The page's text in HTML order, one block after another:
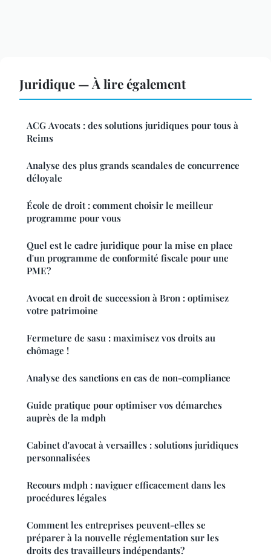
Juridique — À lire également
ACG Avocats : des solutions juridiques pour tous à
Reims
Analyse des plus grands scandales de concurrence
déloyale
École de droit : comment choisir le meilleur
programme pour vous
Quel est le cadre juridique pour la mise en place
d'un programme de conformité fiscale pour une
PME?
Avocat en droit de succession à Bron : optimisez
votre patrimoine
Fermeture de sasu : maximisez vos droits au
chômage !
Analyse des sanctions en cas de non-compliance
Guide pratique pour optimiser vos démarches
auprès de la mdph
Cabinet d'avocat à versailles : solutions juridiques
personnalisées
Recours mdph : naviguer efficacement dans les
procédures légales
Comment les entreprises peuvent-elles se
préparer à la nouvelle réglementation sur les
droits des travailleurs indépendants?